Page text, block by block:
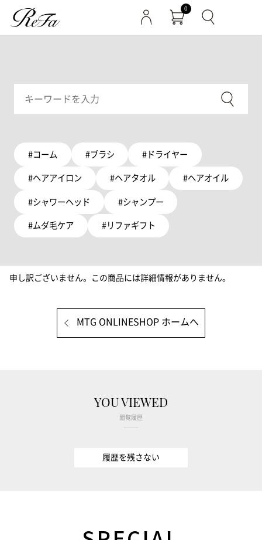
0
#コーム #ブラシ #ドライヤー
#ヘアアイロン #ヘアタオル #ヘアオイル
#シャワーヘッド #シャンプー
#ムダ毛ケア #リファギフト
申し訳ございません。この商品には詳細情報がありません。
MTG ONLINESHOP ホームへ
YOU VIEWED
閲覧履歴
履歴を残さない